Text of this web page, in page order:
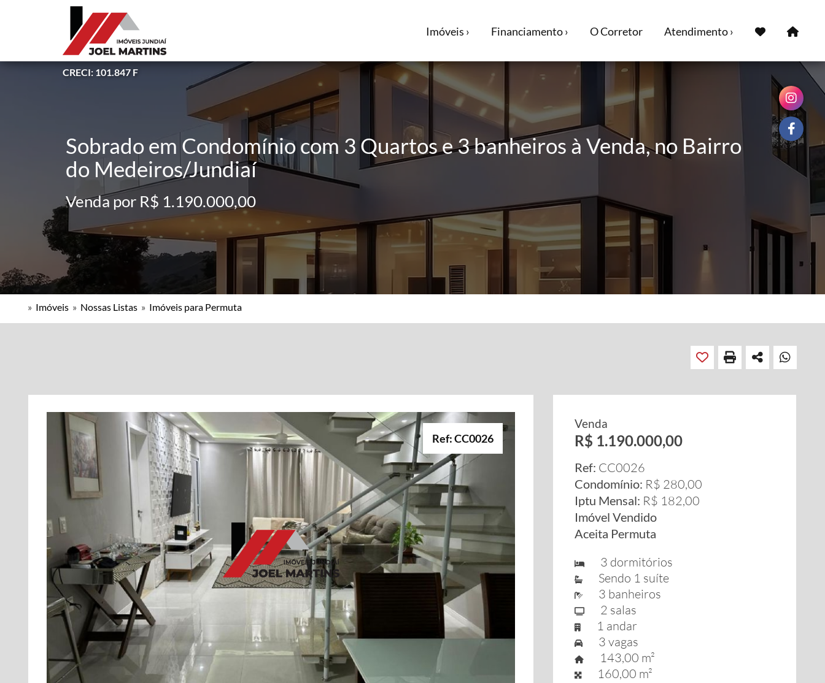
CRECI: 101.847 F
Imóveis › Financiamento › O Corretor Atendimento ›
Sobrado em Condomínio com 3 Quartos e 3 banheiros à Venda, no Bairro
do Medeiros/Jundiaí
Venda por R$ 1.190.000,00
» Imóveis » Nossas Listas » Imóveis para Permuta
Ref: CC0026
Venda
R$ 1.190.000,00
Ref: CC0026
Condomínio: R$ 280,00
Iptu Mensal: R$ 182,00
Imóvel Vendido
Aceita Permuta
3 dormitórios
Sendo 1 suíte
3 banheiros
2 salas
1 andar
3 vagas
143,00 m²
160,00 m²